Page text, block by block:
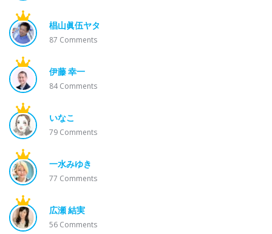
椙山眞伍ヤタ
87 Comments
伊藤 幸一
84Comments
いなこ
79 Comments
一水みゆき
77 Comments
広瀬 結実
56 Comments